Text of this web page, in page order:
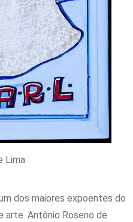
Lima
dos maiores expoentes do
arte. Antônio Roseno de